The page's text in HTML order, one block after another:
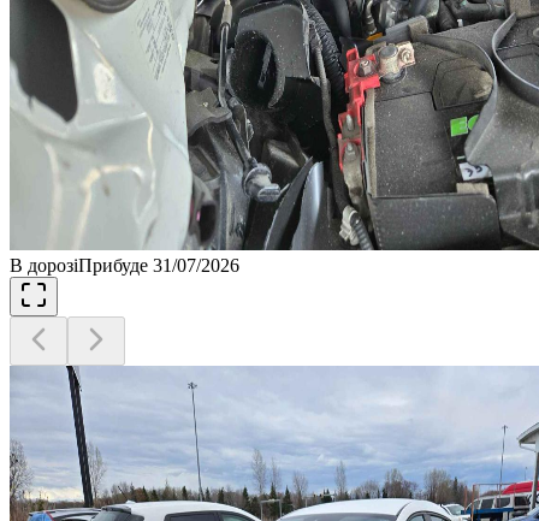
В дорозіПрибуде 31/07/2026